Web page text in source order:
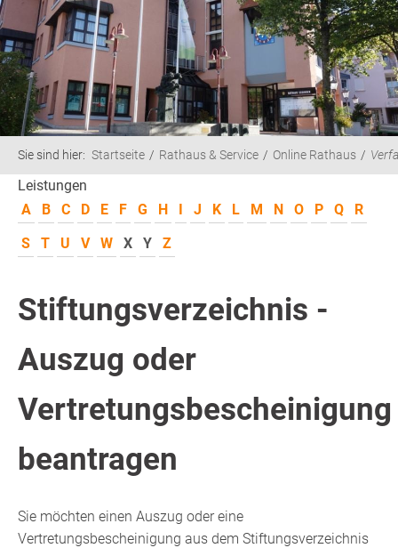
Sie sind hier: Startseite Rathaus & Service Online Rathaus
Leistungen
A
B C D E F G H I J K L M N O P Q
R
S
T U V W X Y Z
Stiftungsverzeichnis -
Auszug oder
Vertretungsbescheinigung
beantragen
Sie möchten einen Auszug oder eine
Vertretungsbescheinigung aus dem Stiftungsverzeichnis